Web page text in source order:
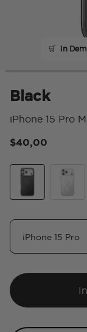
🛒 In
Black
iPhone 15 Pro
$40,00